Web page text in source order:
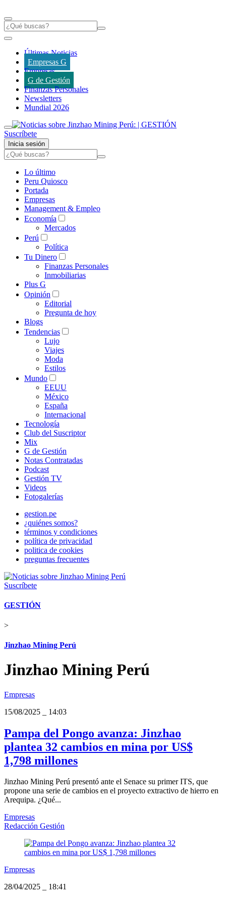
Últimas Noticias
Empresas G
Empresas
G de Gestión
Finanzas Personales
Newsletters
Mundial 2026
Suscríbete
Inicia sesión
Lo último
Peru Quiosco
Portada
Empresas
Management & Empleo
Economía
Mercados
Perú
Política
Tu Dinero
Finanzas Personales
Inmobiliarias
Plus G
Opinión
Editorial
Pregunta de hoy
Blogs
Tendencias
Lujo
Viajes
Moda
Estilos
Mundo
EEUU
México
España
Internacional
Tecnología
Club del Suscriptor
Mix
G de Gestión
Notas Contratadas
Podcast
Gestión TV
Videos
Fotogalerías
gestion.pe
¿quiénes somos?
términos y condiciones
política de privacidad
politica de cookies
preguntas frecuentes
Suscríbete
GESTIÓN
>
Jinzhao Mining Perú
Jinzhao Mining Perú
Empresas
15/08/2025
14:03
Pampa del Pongo avanza: Jinzhao
plantea 32 cambios en mina por US$
1,798 millones
Jinzhao Mining Perú presentó ante el Senace su primer ITS, que
propone una serie de cambios en el proyecto extractivo de hierro en
Arequipa. ¿Qué...
Empresas
Redacción Gestión
Empresas
28/04/2025
18:41